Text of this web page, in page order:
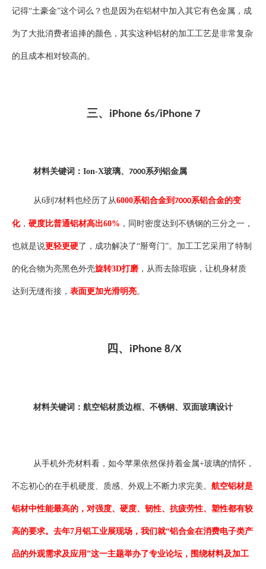
记得“土豪金”这个词么？也是因为在铝材中加入其它有色金属，成
为了大批消费者追捧的颜色，其实这种铝材的加工工艺是非常复杂
的且成本相对较高的。
三、 iPhone 6s/iPhone 7
材料关键词： Ion-X玻璃、 7000系列铝金属
从6到 7材料也经历了从6000系铝合金到 7000系铝合金的变
化， 硬度比普通铝材高出60% ，同时密度达到不锈钢的三分之一，
也就是说更轻更硬了，成功解决了“掰弯门”。加工工艺采用了特制
的化合物为亮黑色外壳旋转3D打磨 ，从而去除瑕疵，让机身材质
达到无缝衔接， 表面更加光滑明亮。
四、 iPhone 8/X
材料关键词：航空铝材质边框、不锈钢、双面玻璃设计
从手机外壳材料看，如今苹果依然保持着金属+玻璃的情怀，
不忘初心的在手机硬度、质感、外观上不断力求完美。 航空铝材是
铝材中性能最高的，对强度、硬度、韧性、抗疲劳性、塑性都有较
高的要求。去年7 月铝工业展现场，我们就“铝合金在消费电子类产
品的外观需求及应用”这一主题举办了专业论坛，围绕材料及加工